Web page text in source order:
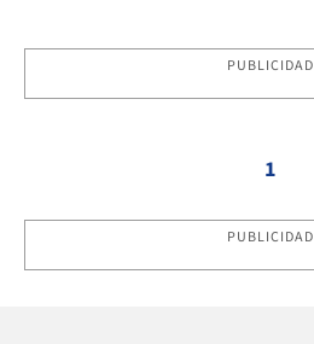
PUBLICIDAD
1
PUBLICIDAD